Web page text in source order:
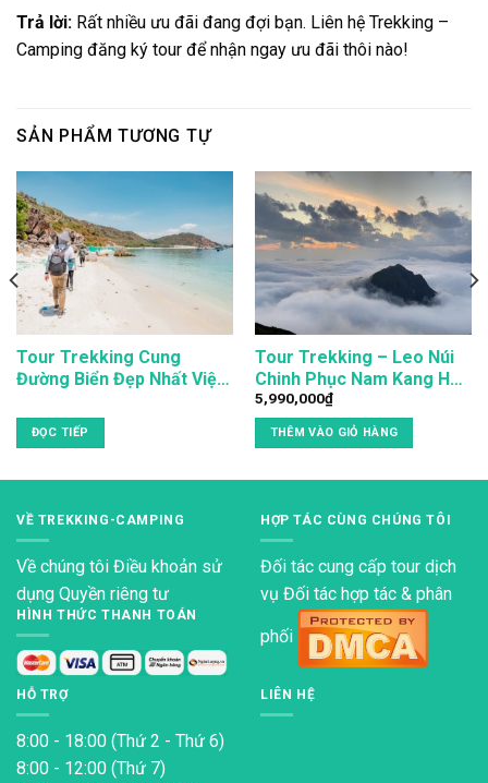
Trả lời: Rất nhiều ưu đãi đang đợi bạn. Liên hệ Trekking –
Camping đăng ký tour để nhận ngay ưu đãi thôi nào!
SẢN PHẨM TƯƠNG TỰ
Tour Trekking Cung
Đường Biển Đẹp Nhất Việt
ĐỌC TIẾP
Tour Trekking – Leo Núi
Chinh Phục Nam Kang Ho
Tao 3N4Đ
5,990,000₫
THÊM VÀO GIỎ HÀNG
VỀ TREKKING-CAMPING
Về chúng tôi Điều khoản sử
dụng Quyền riêng tư
HÌNH THỨC THANH TOÁN
HỢP TÁC CÙNG CHÚNG TÔI
Đối tác cung cấp tour dịch
vụ Đối tác hợp tác & phân
phối
HỖ TRỢ
8:00 - 18:00 (Thứ 2 - Thứ 6)
8:00 - 12:00 (Thứ 7)
LIÊN HỆ